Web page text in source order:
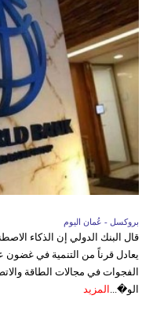
بروكسل - عُمان اليوم
قال البنك الدولي إن الذكاء
يعادل قرناً من التنمية في
الفجوات في مجالات الطاقة
الو�... المزيد